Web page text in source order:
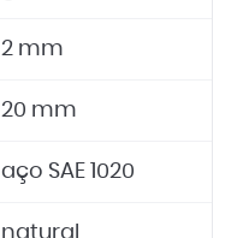
2 mm
20 mm
aço SAE 1020
natural